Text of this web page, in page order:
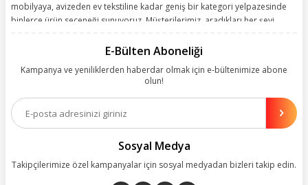
mobilyaya, avizeden ev tekstiline kadar geniş bir kategori yelpazesinde
binlerce ürün seçeneği sunuyoruz. Müşterilerimiz, aradıkları her şeyi
kolay, kusursuz ve keyifli bir alışveriş yolculuğu sunarken deneyiminize
olanakları sunuyoruz. Çalışmalarımızı müşterilerimizin memnuniyetini
esas alarak yürütüyoruz.
E-Bülten Aboneliği
Kampanya ve yeniliklerden haberdar olmak için e-bültenimize abone
olun!
Sosyal Medya
Takipçilerimize özel kampanyalar için sosyal medyadan bizleri takip edin.